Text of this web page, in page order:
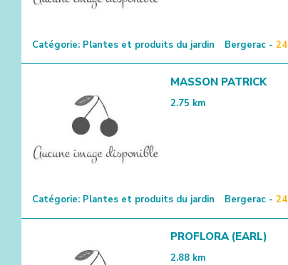
Catégorie: Plantes et produits du jardin Bergerac - 24
MASSON PATRICK
2.75 km
Catégorie: Plantes et produits du jardin Bergerac - 24
PROFLORA (EARL)
2.88 km